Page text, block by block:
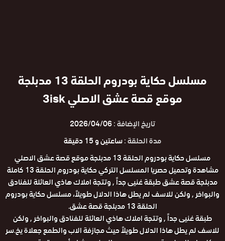
مسلسل حكاية بودروم الحلقة 13 مدبلجة
موقع قصة عشق الاصلي 3isk
تاريخ الإضافة :2026/04/06
مدة الحلقة :ساعتين و 15 دقيقة
مسلسل حكاية بودروم الحلقة 13 مدبلجة موقع قصة عشق الاصلي
مشاهدة وتحميل حصريا المسلسل التركي حكاية بودروم الحلقة 13 كاملة
مدبلجة قصة عشق طبقة غنيى جداً , وتتجة املاك هاذي العائلة للفنادق
والبواخر , ولكن للاسف لم يطل هاذا الدلال طويلاً، مسلسل حكاية بودروم
الحلقة 13 مدبلجة قصة عشق.
طبقة غنيى جداً , وتتجة املاك هاذي العائلة للفنادق والبواخر , ولكن
للاسف لم يطل هاذا الدلال طويلاً حيث مجازفة الاب والطمع جعلاة يخ.سر